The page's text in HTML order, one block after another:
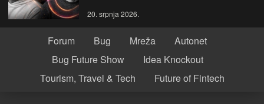
20. srpnja 2026.
Forum Bug Mreža
Autonet
Bug Future Show
Idea Knockout
Tourism, Travel & Tech
Future of Fintech